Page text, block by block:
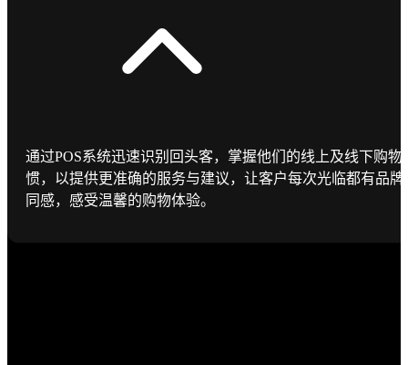
通过POS系统迅速识别回头客，掌握他们的线上及线下购物
惯，以提供更准确的服务与建议，让客户每次光临都有品牌
同感，感受温馨的购物体验。